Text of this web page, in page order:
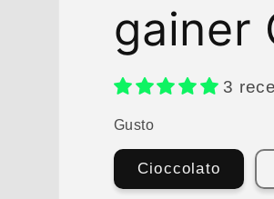
gainer
3
Gusto
Cioccolato